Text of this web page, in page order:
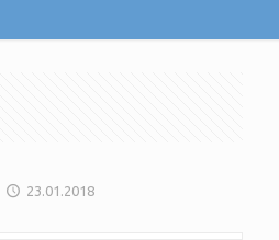
23.01.2018